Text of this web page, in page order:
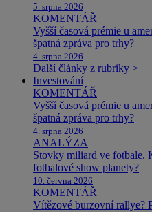
5. srpna 2026
KOMENTÁŘ
Vyšší časová prémie u
špatná zpráva pro trhy?
4. srpna 2026
Další články z rubriky >
Investování
KOMENTÁŘ
Vyšší časová prémie u
špatná zpráva pro trhy?
4. srpna 2026
ANALÝZA
Stovky miliard ve fotbale.
fotbalové show planety?
10. června 2026
KOMENTÁŘ
Vítězové burzovní rallye?